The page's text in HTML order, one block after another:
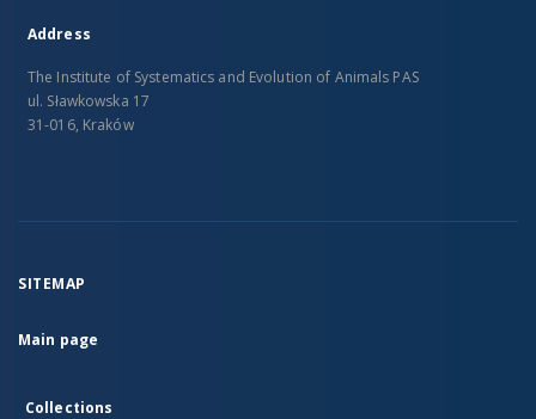
Address
The Institute of Systematics and Evolution of Animals PAS
ul. Sławkowska 17
31-016, Kraków
SITEMAP
Main page
Collections